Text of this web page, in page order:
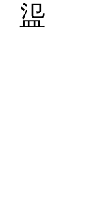
䀀